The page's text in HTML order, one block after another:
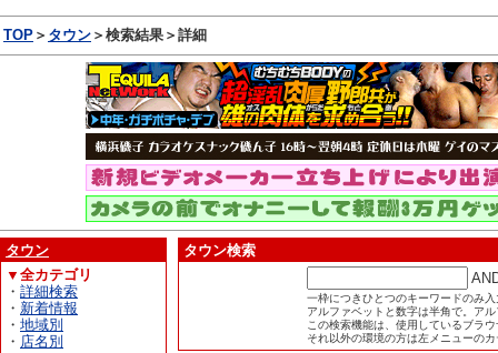
TOP ＞ タウン ＞検索結果＞詳細
タウン
▼全カテゴリ
・ 詳細検索
・ 新着情報
・ 地域別
・ 店名別
タウン検索
一枠につきひとつのキーワードのみ
アルファベットと数字は半角で。ア
この検索機能は、使用しているブラ
それ以外の環境の方は左メニューの